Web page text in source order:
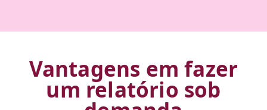
Vantagens em fazer
um relatório sob